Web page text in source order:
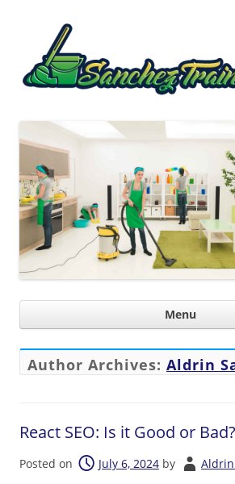
Menu
Author Archives: Aldrin
React SEO: Is it Good or Bad?
Posted on July 6, 2024 by Aldrin